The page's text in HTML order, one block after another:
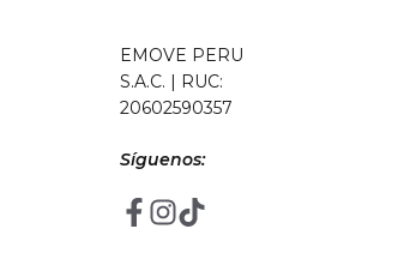
EMOVE PERU
S.A.C. | RUC:
20602590357
Síguenos: